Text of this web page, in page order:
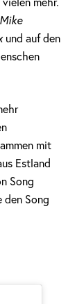
Mike
und auf den
mit
Estland
Song
Song